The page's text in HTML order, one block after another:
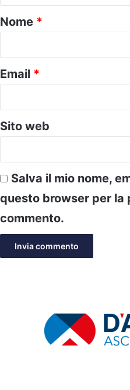
o
*
Nome *
Email *
Sito web
Salva il mio nome,
questo browser per la
commento.